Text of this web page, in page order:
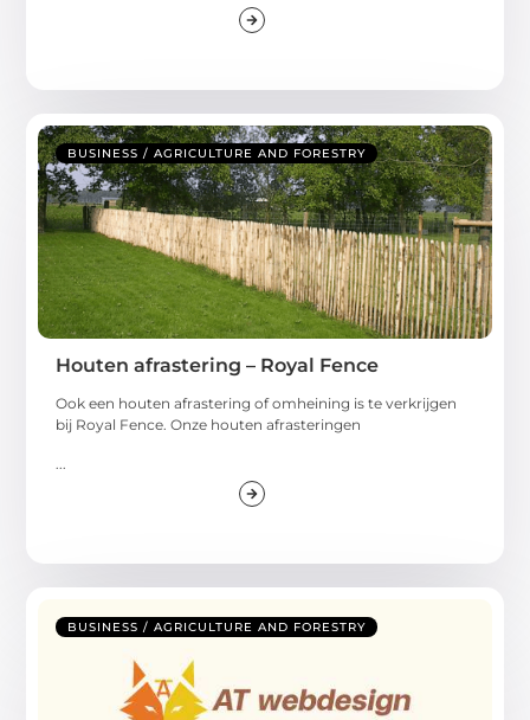
BUSINESS / AGRICULTURE AND FORESTRY
Houten afrastering – Royal Fence
Ook een houten afrastering of omheining is te verkrijgen
bij Royal Fence. Onze houten afrasteringen
BUSINESS / AGRICULTURE AND FORESTRY